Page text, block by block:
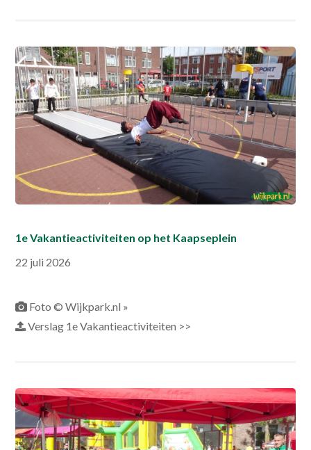
1e Vakantieactiviteiten op het Kaapseplein
22 juli 2026
Foto © Wijkpark.nl »
Verslag 1e Vakantieactiviteiten >>